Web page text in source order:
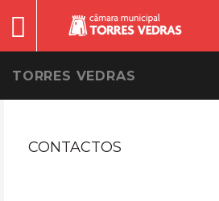
TORRES VEDRAS
CONTACTOS